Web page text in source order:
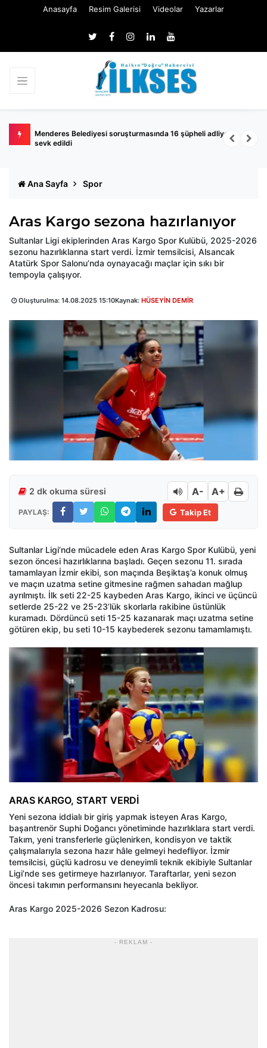
Anasayfa Resim Galerisi Videolar Yazarlar
Menderes Belediyesi soruşturmasında 16 şüpheli adliyeye
sevk edildi
Ana Sayfa Spor
Aras Kargo sezona hazırlanıyor
Sultanlar Ligi ekiplerinden Aras Kargo Spor Kulübü, 2025-2026
sezonu hazırlıklarına start verdi. İzmir temsilcisi, Alsancak
Atatürk Spor Salonu’nda oynayacağı maçlar için sıkı bir
tempoyla çalışıyor.
Oluşturulma: 14.08.2025 15:10Kaynak: HÜSEYİN DEMİR
2 dk okuma süresi A- A+
PAYLAŞ: Takip Et
Sultanlar Ligi’nde mücadele eden Aras Kargo Spor Kulübü, yeni
sezon öncesi hazırlıklarına başladı. Geçen sezonu 11. sırada
tamamlayan İzmir ekibi, son maçında Beşiktaş’a konuk olmuş
ve maçın uzatma setine gitmesine rağmen sahadan mağlup
ayrılmıştı. İlk seti 22-25 kaybeden Aras Kargo, ikinci ve üçüncü
setlerde 25-22 ve 25-23’lük skorlarla rakibine üstünlük
kuramadı. Dördüncü seti 15-25 kazanarak maçı uzatma setine
götüren ekip, bu seti 10-15 kaybederek sezonu tamamlamıştı.
ARAS KARGO, START VERDİ
Yeni sezona iddialı bir giriş yapmak isteyen Aras Kargo,
başantrenör Suphi Doğancı yönetiminde hazırlıklara start verdi.
Takım, yeni transferlerle güçlenirken, kondisyon ve taktik
çalışmalarıyla sezona hazır hâle gelmeyi hedefliyor. İzmir
temsilcisi, güçlü kadrosu ve deneyimli teknik ekibiyle Sultanlar
Ligi’nde ses getirmeye hazırlanıyor. Taraftarlar, yeni sezon
öncesi takımın performansını heyecanla bekliyor.
Aras Kargo 2025-2026 Sezon Kadrosu:
- REKLAM -